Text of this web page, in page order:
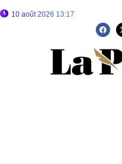
10 août 2026 13:17